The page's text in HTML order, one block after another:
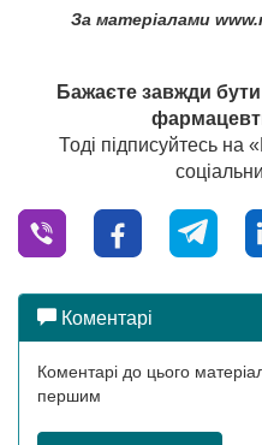
За матеріалами
Бажаєте завжди
Тоді підписуйтесь
Коментарі
Коментарі до цього
першим